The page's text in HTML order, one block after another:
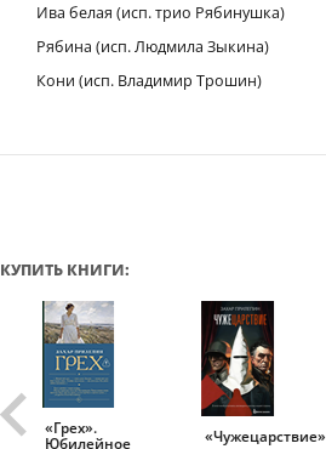
Ива белая (исп. трио Рябинушка)
Рябина (исп. Людмила Зыкина)
Кони (исп. Владимир Трошин)
КУПИТЬ КНИГИ:
«Грех».
Юбилейное «Чужецарствие»